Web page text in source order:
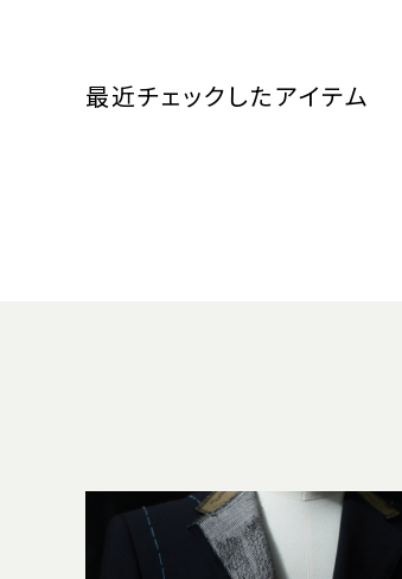
最近チェックしたアイテム